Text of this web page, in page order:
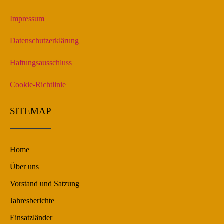
Impressum
Datenschutzerklärung
Haftungsausschluss
Cookie-Richtlinie
SITEMAP
Home
Über uns
Vorstand und Satzung
Jahresberichte
Einsatzländer